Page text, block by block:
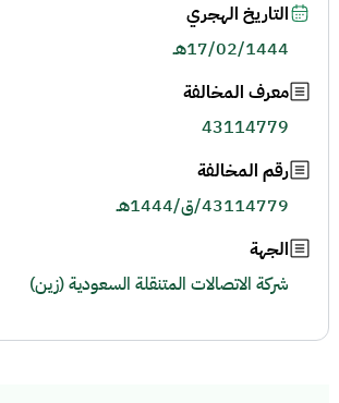
التاريخ الهجري
17/02/1444هـ
معرف المخالفة
43114779
رقم المخالفة
43114779/ق/1444هـ
الجهة
شركة الاتصالات المتنقلة السعودية (زين)